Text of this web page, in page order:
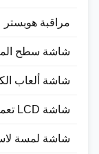
مراقبة هوبستر
شاشة سطح
شاشة ألعاب
شاشة LCD تعمل باللمس
شاشة لمسة